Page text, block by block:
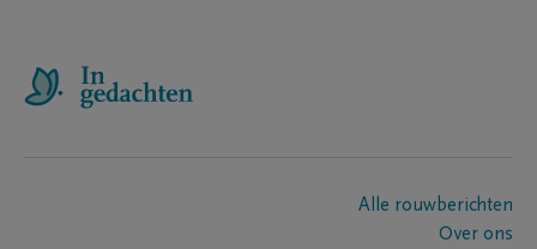
Alle rouwberichten
Over ons